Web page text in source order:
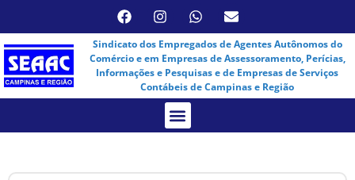
Sindicato dos Empregados de Agentes Autônomos do
Comércio e em Empresas de Assessoramento, Perícias,
Informações e Pesquisas e de Empresas de Serviços
Contábeis de Campinas e Região